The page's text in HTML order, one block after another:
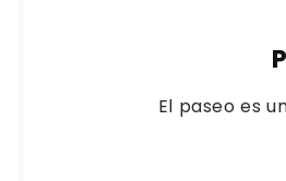
El paseo es